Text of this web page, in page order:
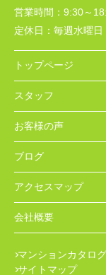
営業時間： 9:30～
定休日： 毎週水曜
トップページ
スタッフ
お客様の声
ブログ
アクセスマップ
会社概要
マンションカタログ
サイトマップ